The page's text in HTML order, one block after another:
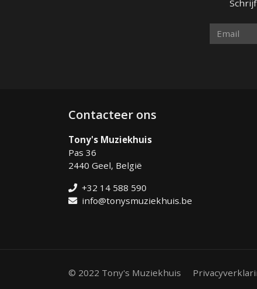
Contacteer ons
Tony's Muziekhuis
Pas 36
2440 Geel, België
+32 14 588 590
info@tonysmuziekhuis.be
© 2022 Tony's Muziekhuis